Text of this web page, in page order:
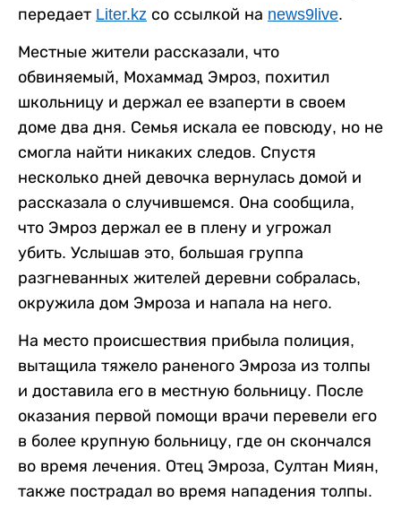
передает Liter.kz со ссылкой на news9live.
Местные жители рассказали, что
обвиняемый, Мохаммад Эмроз, похитил
школьницу и держал ее взаперти в своем
доме два дня. Семья искала ее повсюду, но не
смогла найти никаких следов. Спустя
несколько дней девочка вернулась домой и
рассказала о случившемся. Она сообщила,
что Эмроз держал ее в плену и угрожал
убить. Услышав это, большая группа
разгневанных жителей деревни собралась,
окружила дом Эмроза и напала на него.
На место происшествия прибыла полиция,
вытащила тяжело раненого Эмроза из толпы
и доставила его в местную больницу. После
оказания первой помощи врачи перевели его
в более крупную больницу, где он скончался
во время лечения. Отец Эмроза, Султан Миян,
также пострадал во время нападения толпы.